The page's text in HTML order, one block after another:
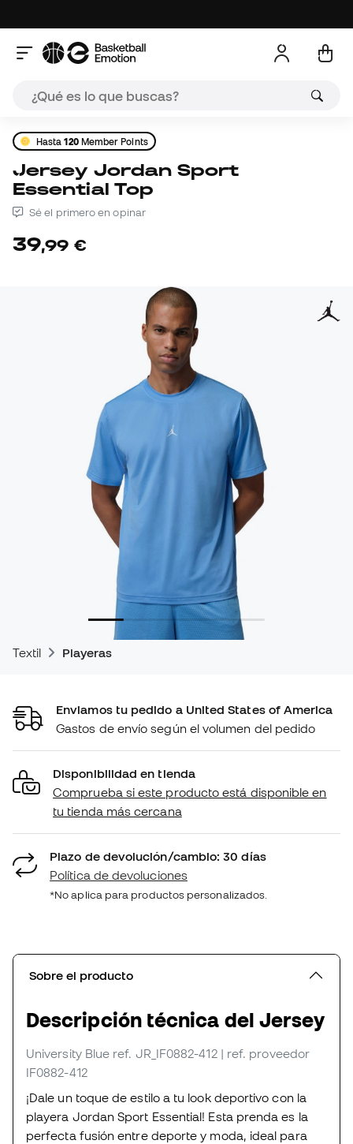
Hasta120Member Points
Jersey Jordan Sport
Essential Top
Sé el primero en opinar
39,99 €
Textil Playeras
Enviamos tu pedido a United States of America
Gastos de envío según el volumen del pedido
Disponibilidad en tienda
Comprueba si este producto está disponible en
tu tienda más cercana
Plazo de devolución/cambio: 30 días
Política de devoluciones
*No aplica para productos personalizados.
Sobre el producto
Descripción técnica del Jersey
University Blue ref. JR_IF0882-412 | ref. proveedor
IF0882-412
¡Dale un toque de estilo a tu look deportivo con la
playera Jordan Sport Essential! Esta prenda es la
perfecta fusión entre deporte y moda, ideal para